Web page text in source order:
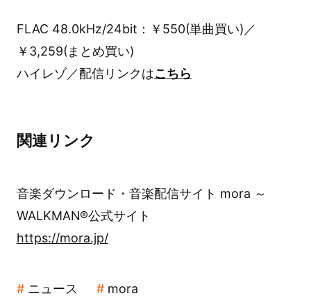
FLAC 48.0kHz/24bit：￥550(単曲買い)／
￥3,259(まとめ買い)
ハイレゾ／配信リンクはこちら
関連リンク
音楽ダウンロード・音楽配信サイト mora ～
WALKMAN®公式サイト
https://mora.jp/
ニュース mora